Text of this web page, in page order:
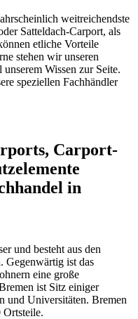
weitreichendste
Satteldach-Carport, als
etliche Vorteile
stehen wir unseren
Wissen zur Seite.
speziellen Fachhändler
Carport-
in
und besteht aus den
Gegenwärtig ist das
eine große
ist Sitz einiger
und Universitäten. Bremen